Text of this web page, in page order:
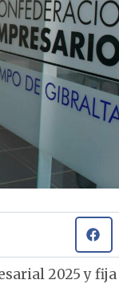
2025 y